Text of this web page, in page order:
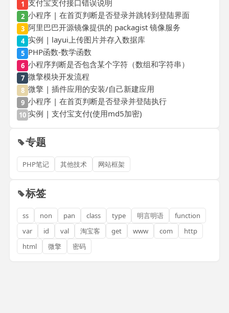
1 支付宝支付接口错误说明
2 小程序 | 在首页判断是否登录并跳转到登陆界面
3 阿里巴巴开源镜像提供的 packagist 镜像服务
4 实例 | layui上传图片并存入数据库
5 PHP函数-数学函数
6 小程序判断是否包含某个字符（数组和字符串）
7 微擎模块开发流程
8 微擎 | 插件应用的安装/自己新建应用
9 小程序 | 在首页判断是否登录并登陆执行
10 实例 | 支付宝支付(使用md5加密)
专题
PHP笔记 其他技术 网站框架
标签
ss non pan class type 明言明语
function
var
id val 淘宝客 get www com
http
html
微擎 密码